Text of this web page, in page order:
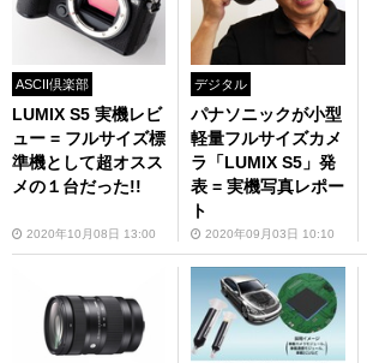
ASCII倶楽部
LUMIX S5 実機レビ
ュー = フルサイズ標
準機として超オスス
メの１台だった!!
2020年10月08日 13:00
デジタル
パナソニックが小型
軽量フルサイズカメ
ラ「LUMIX S5」発
表 = 実機写真レポー
ト
2020年09月03日 10:10